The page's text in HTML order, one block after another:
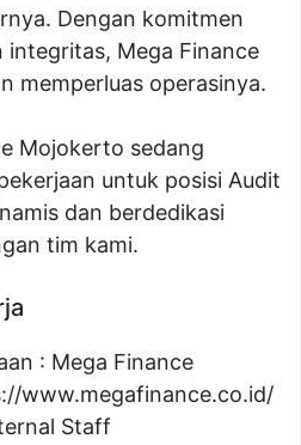
Dengan komitmen
integritas, Mega Finance
memperluas operasinya.
Mojokerto sedang
untuk posisi Audit
dan berdedikasi
tim kami.
: Mega Finance
www.megafinance.co.id/
Staff